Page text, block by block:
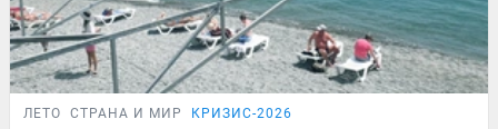
ЛЕТО СТРАНА И МИР КРИЗИС-2026